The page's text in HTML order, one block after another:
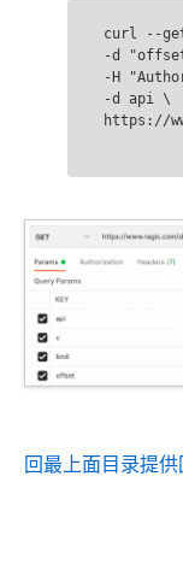
curl --
-d
-H
-d api \
https://
回最上面目录提